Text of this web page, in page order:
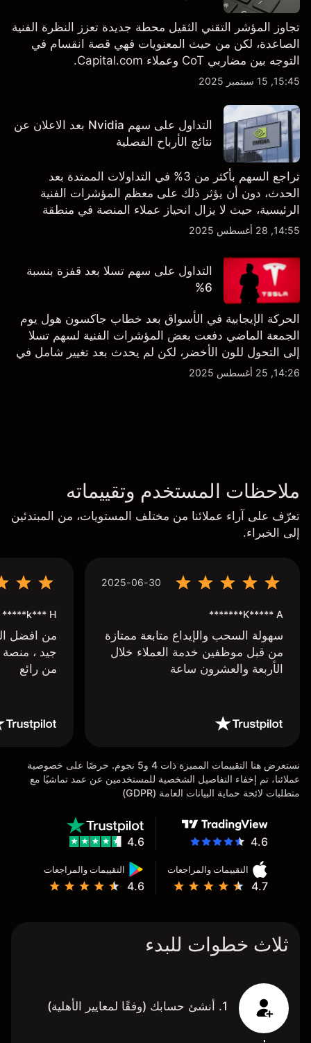
تجاوز المؤشر التقني الثقيل محطة جديدة تعزز النظرة الفنية
الصاعدة، لكن من حيث المعنويات فهي قصة انقسام في
التوجه بين مضاربي CoT وعملاء Capital.com.
15:45, 15 سبتمبر 2025
التداول على سهم Nvidia بعد الاعلان عن
نتائج الأرباح الفصلية
تراجع السهم بأكثر من 3% في التداولات الممتدة بعد
الحدث، دون أن يؤثر ذلك على معظم المؤشرات الفنية
الرئيسية، حيث لا يزال انحياز عملاء المنصة في منطقة
الشراء المفرط.
14:55, 28 أغسطس 2025
التداول على سهم تسلا بعد قفزة بنسبة
6%
الحركة الإيجابية في الأسواق بعد خطاب جاكسون هول يوم
الجمعة الماضي دفعت بعض المؤشرات الفنية لسهم تسلا
إلى التحول للون الأخضر، لكن لم يحدث بعد تغيير شامل في
النظرة الفنية سواء على الإطار اليومي أو الأسبوعي.
14:26, 25 أغسطس 2025
ملاحظات المستخدم وتقييماته
تعرّف على آراء عملائنا من مختلف المستويات، من المبتدئين
إلى الخبراء.
2025-06-30
K***** A*******
سهولة السحب والإيداع متابعة ممتازة
من قبل موظفين خدمة العملاء خلال
الأربعة والعشرون ساعة
k*** H*****
من افضل
جيد ،
من رائع
نستعرض هنا التقييمات المميزة ذات 4 و5 نجوم. حرصًا على خصوصية
عملائنا، تم إخفاء التفاصيل الشخصية للمستخدمين عن عمد تماشيًا مع
متطلبات لائحة حماية البيانات العامة (GDPR)
4.6
التقييمات والمراجعات
4.7
التقييمات والمراجعات
4.6
4.6
ثلاث خطوات للبدء
1. أنشئ حسابك (وفقًا لمعايير الأهلية)